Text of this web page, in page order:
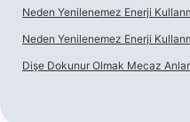
Neden Yenilenemez Enerji
Neden Yenilenemez Enerji
Dişe Dokunur Olmak Mecaz